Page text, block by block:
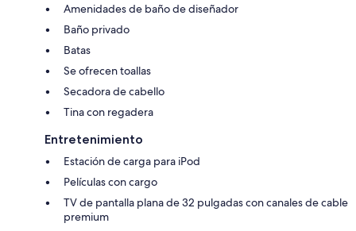
Amenidades de baño de diseñador
Baño privado
Batas
Se ofrecen toallas
Secadora de cabello
Tina con regadera
Entretenimiento
Estación de carga para iPod
Películas con cargo
TV de pantalla plana de 32 pulgadas con canales de cable
premium